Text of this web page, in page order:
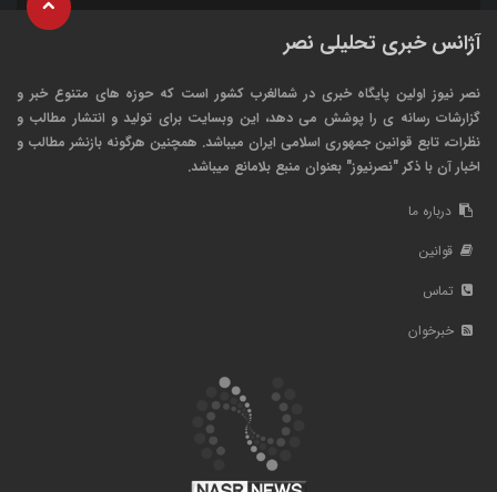
آژانس خبری تحلیلی نصر
نصر نیوز اولین پایگاه خبری در شمالغرب کشور است که حوزه های متنوع خبر و
گزارشات رسانه ی را پوشش می دهد، این وبسایت برای تولید و انتشار مطالب و
نظرات، تابع قوانین جمهوری اسلامی ایران میباشد. همچنین هرگونه بازنشر مطالب و
اخبار آن با ذکر "نصرنیوز" بعنوان منبع بلامانع میباشد.
درباره ما
قوانین
تماس
خبرخوان